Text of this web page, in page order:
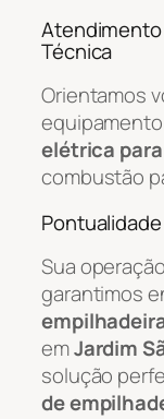
Técnica
Orientamos
elétrica
combustão
Sua
garantimos
emJardim
solução
de